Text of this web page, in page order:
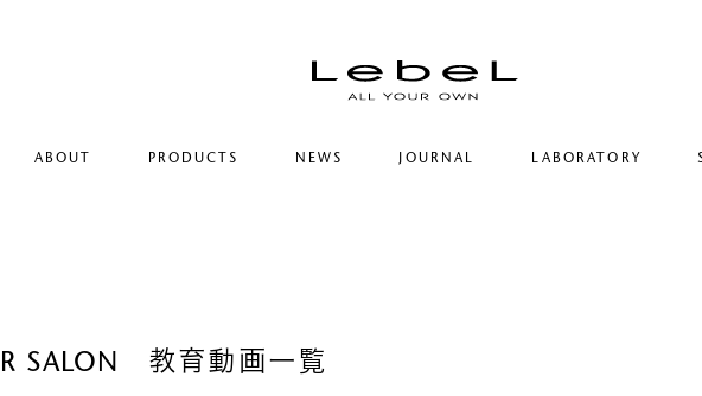
ABOUT PRODUCTS NEWS JOURNAL LABORATORY
SALON 教育動画一覧